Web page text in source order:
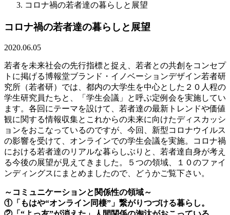
コロナ禍の若者達の暮らしと展望
コロナ禍の若者達の暮らしと展望
2020.06.05
若者を未来社会の先行指標と捉え、若者との共創をコンセプ
トに掲げる博報堂ブランド・イノベーションデザイン若者研
究所（若者研）では、都内の大学生を中心とした２０人程の
学生研究員たちと、「学生会議」と呼ぶ定例会を実施してい
ます。各回にテーマを設けて、若者達の最新トレンドや価値
観に関する情報収集とこれからの未来に向けたディスカッシ
ョンをおこなっているのですが、今回、新型コロナウイルス
の影響を受けて、オンラインでの学生会議を実施。コロナ禍
における若者達のリアルな暮らしぶりと、若者達自身が考え
る今後の展望が見えてきました。５つの領域、１０のファイ
ンディングスにまとめましたので、どうかご覧下さい。
～コミュニケーションと関係性の領域～
①「もはや“オンライン同棲”」繋がりつづける暮らし。